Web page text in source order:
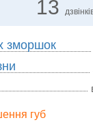
13
зморшок
губ